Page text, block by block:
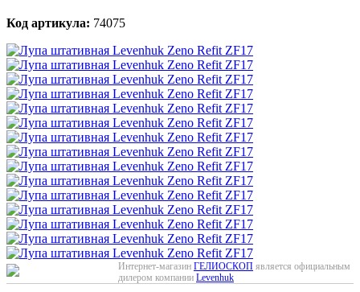
Код артикула: 74075
Интернет-магазин ГЕЛИОСКОП является официальным
дилером компании Levenhuk